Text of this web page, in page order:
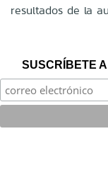
resultados de la
SUSCRÍBETE